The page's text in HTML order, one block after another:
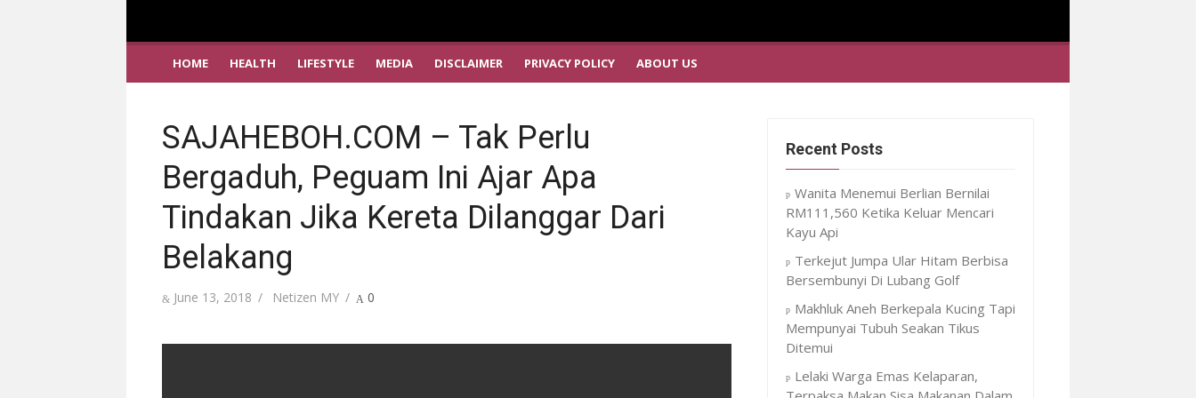
HOME HEALTH LIFESTYLE MEDIA DISCLAIMER PRIVACY POLICY ABOUT US
SAJAHEBOH.COM – Tak Perlu
Bergaduh, Peguam Ini Ajar Apa
Tindakan Jika Kereta Dilanggar Dari
Belakang
Posted
June 13, 2018 Author
Netizen MY 0
Recent Posts
Wanita Menemui Berlian Bernilai
RM111,560 Ketika Keluar Mencari
Kayu Api
Terkejut Jumpa Ular Hitam Berbisa
Bersembunyi Di Lubang Golf
Makhluk Aneh Berkepala Kucing Tapi
Mempunyai Tubuh Seakan Tikus
Ditemui
Lelaki Warga Emas Kelaparan,